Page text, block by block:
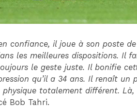
confiance, il joue à son poste
les meilleures dispositions. Il
le geste juste. Il bonifie
qu’il a 34 ans. Il renaît un
totalement différent.
Bob Tahri.